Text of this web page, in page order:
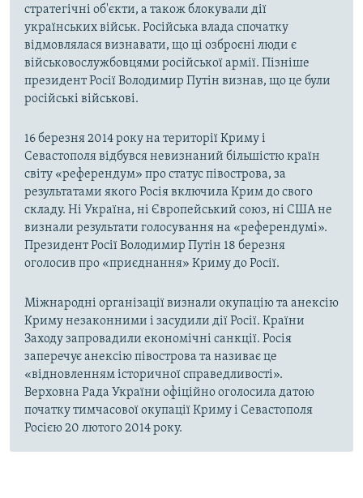
стратегічні об'єкти, а також блокували дії
українських військ. Російська влада спочатку
відмовлялася визнавати, що ці озброєні люди є
військовослужбовцями російської армії. Пізніше
президент Росії Володимир Путін визнав, що це були
російські військові.
16 березня 2014 року на території Криму і
Севастополя відбувся невизнаний більшістю країн
світу «референдум» про статус півострова, за
результатами якого Росія включила Крим до свого
складу. Ні Україна, ні Європейський союз, ні США не
визнали результати голосування на «референдумі».
Президент Росії Володимир Путін 18 березня
оголосив про «приєднання» Криму до Росії.
Міжнародні організації визнали окупацію та анексію
Криму незаконними і засудили дії Росії. Країни
Заходу запровадили економічні санкції. Росія
заперечує анексію півострова та називає це
«відновленням історичної справедливості».
Верховна Рада України офіційно оголосила датою
початку тимчасової окупації Криму і Севастополя
Росією 20 лютого 2014 року.